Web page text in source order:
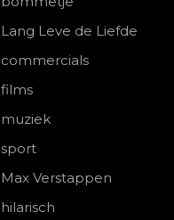
Lang Leve de Liefde
commercials
films
muziek
sport
Max Verstappen
hilarisch